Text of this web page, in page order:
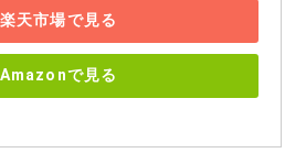
楽天市場で見る
Amazonで見る